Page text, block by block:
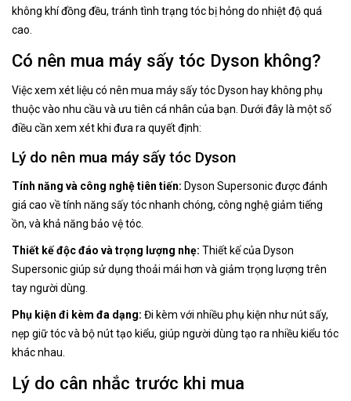
không khí đồng đều, tránh tình trạng tóc bị hỏng do nhiệt độ quá
cao.
Có nên mua máy sấy tóc Dyson không?
Việc xem xét liệu có nên mua máy sấy tóc Dyson hay không phụ
thuộc vào nhu cầu và ưu tiên cá nhân của bạn. Dưới đây là một số
điều cần xem xét khi đưa ra quyết định:
Lý do nên mua máy sấy tóc Dyson
Tính năng và công nghệ tiên tiến: Dyson Supersonic được đánh
giá cao về tính năng sấy tóc nhanh chóng, công nghệ giảm tiếng
ồn, và khả năng bảo vệ tóc.
Thiết kế độc đáo và trọng lượng nhẹ: Thiết kế của Dyson
Supersonic giúp sử dụng thoải mái hơn và giảm trọng lượng trên
tay người dùng.
Phụ kiện đi kèm đa dạng: Đi kèm với nhiều phụ kiện như nút sấy,
nẹp giữ tóc và bộ nút tạo kiểu, giúp người dùng tạo ra nhiều kiểu tóc
khác nhau.
Lý do cân nhắc trước khi mua